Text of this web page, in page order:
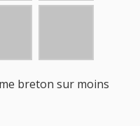
breton sur moins